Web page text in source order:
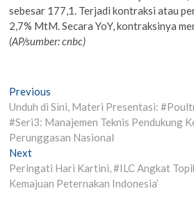
sebesar 177,1. Terjadi kontraksi atau
2,7% MtM. Secara YoY, kontraksinya
(AP/sumber: cnbc)
Post
navigation
Previous
post:
Unduh di Sini, Materi Presentasi:
#Seri3: Manajemen Teknis Pendukung
Perunggasan Nasional
NextNext
post:
Peringati Hari Kartini, #ILC Angkat
Kemajuan Peternakan Indonesia’